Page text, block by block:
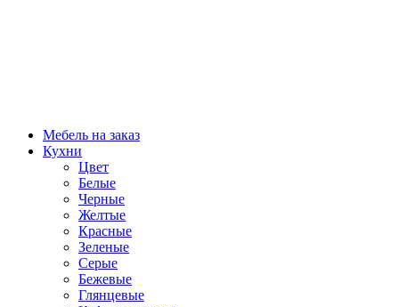
Мебель на заказ
Кухни
Цвет
Белые
Черные
Желтые
Красные
Зеленые
Серые
Бежевые
Глянцевые